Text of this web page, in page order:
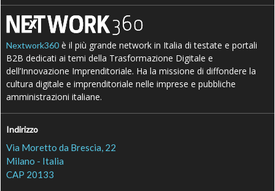
Nextwork360 è il più grande network in Italia di testate e portali
B2B dedicati ai temi della Trasformazione Digitale e
dell’Innovazione Imprenditoriale. Ha la missione di diffondere la
cultura digitale e imprenditoriale nelle imprese e pubbliche
amministrazioni italiane.
Indirizzo
Via Moretto da Brescia, 22
Milano - Italia
CAP 20133